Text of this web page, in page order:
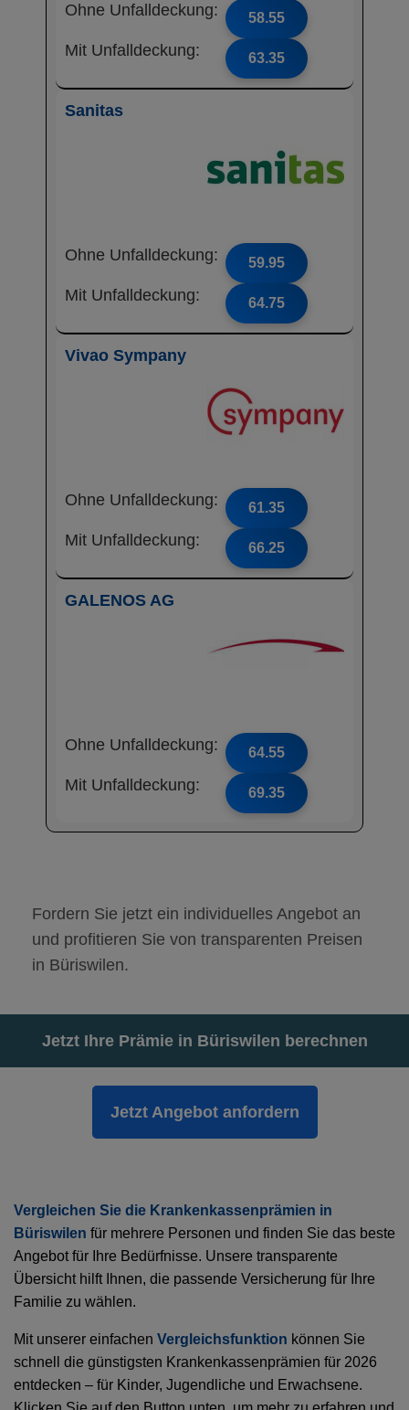
Ohne Unfalldeckung: 58.55
Mit Unfalldeckung: 63.35
Sanitas
Ohne Unfalldeckung: 59.95
Mit Unfalldeckung: 64.75
Vivao Sympany
Ohne Unfalldeckung: 61.35
Mit Unfalldeckung: 66.25
GALENOS AG
Ohne Unfalldeckung: 64.55
Mit Unfalldeckung: 69.35
Fordern Sie jetzt ein individuelles Angebot an
und profitieren Sie von transparenten Preisen
in Büriswilen.
Jetzt Ihre Prämie in Büriswilen berechnen
Jetzt Angebot anfordern
Vergleichen Sie die Krankenkassenprämien in
Büriswilen für mehrere Personen und finden Sie das beste
Angebot für Ihre Bedürfnisse. Unsere transparente
Übersicht hilft Ihnen, die passende Versicherung für Ihre
Familie zu wählen.
Mit unserer einfachen Vergleichsfunktion können Sie
schnell die günstigsten Krankenkassenprämien für 2026
entdecken – für Kinder, Jugendliche und Erwachsene.